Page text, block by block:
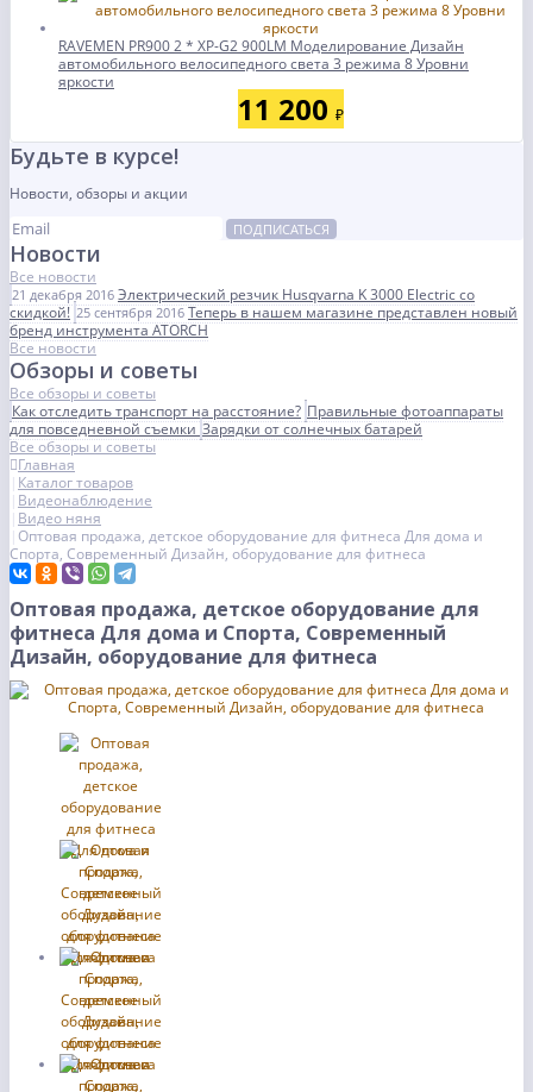
RAVEMEN PR900 2 * XP-G2 900LM Моделирование Дизайн
автомобильного велосипедного света 3 режима 8 Уровни
яркости
11 200 ₽
Будьте в курсе!
Новости, обзоры и акции
ПОДПИСАТЬСЯ
Новости
Все новости
21 декабря 2016 Электрический резчик Husqvarna K 3000 Electric со
скидкой! 25 сентября 2016 Теперь в нашем магазине представлен новый
бренд инструмента ATORCH
Все новости
Обзоры и советы
Все обзоры и советы
Как отследить транспорт на расстояние? Правильные фотоаппараты
для повседневной съемкиЗарядки от солнечных батарей
Все обзоры и советы
Главная
Каталог товаров
Видеонаблюдение
Видео няня
Оптовая продажа, детское оборудование для фитнеса Для дома и
Спорта, Современный Дизайн, оборудование для фитнеса
Оптовая продажа, детское оборудование для
фитнеса Для дома и Спорта, Современный
Дизайн, оборудование для фитнеса